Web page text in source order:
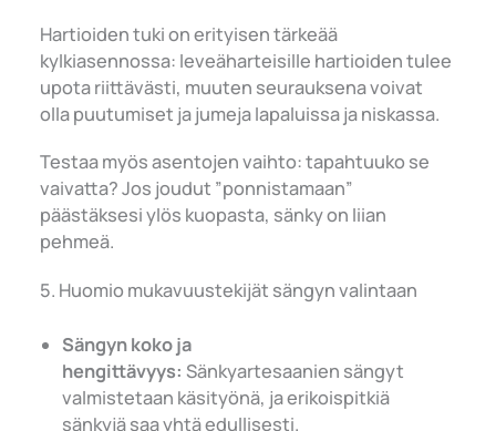
Hartioiden tuki on erityisen tärkeää
kylkiasennossa: leveäharteisille hartioiden tulee
upota riittävästi, muuten seurauksena voivat
olla puutumiset ja jumeja lapaluissa ja niskassa.
Testaa myös asentojen vaihto: tapahtuuko se
vaivatta? Jos joudut ”ponnistamaan”
päästäksesi ylös kuopasta, sänky on liian
pehmeä.
5. Huomio mukavuustekijät sängyn valintaan
Sängyn koko ja
hengittävyys: Sänkyartesaanien sängyt
valmistetaan käsityönä, ja erikoispitkiä
sänkyjä saa yhtä edullisesti.